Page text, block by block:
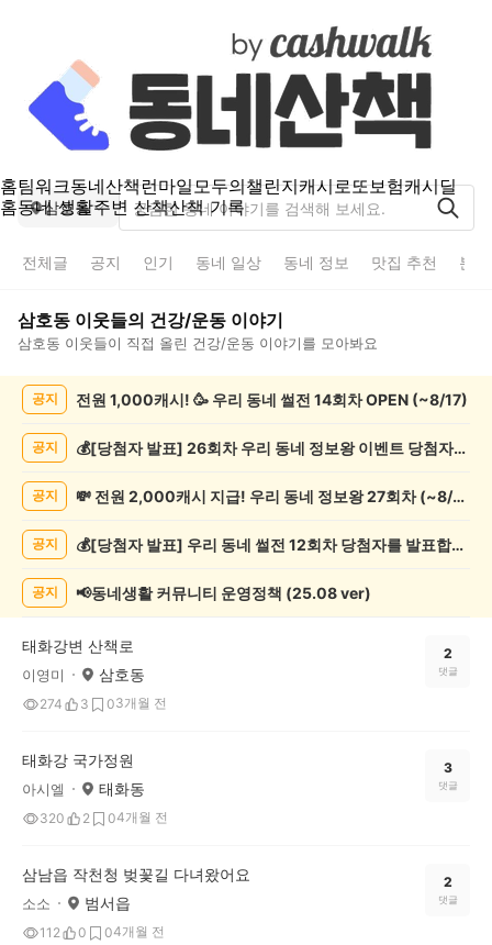
홈팀워크동네산책런마일모두의챌린지캐시로또보험캐시딜
홈동네 생활주변 산책산책 기록
삼호동
전체글 공지 인기 동네 일상 동네 정보 맛집 추천 분
삼호동 이웃들의 건강/운동 이야기
삼호동 이웃들이 직접 올린 건강/운동 이야기를 모아봐요
록
공지 전원 1,000캐시! 🥳 우리 동네 썰전 14회차 OPEN (~8/17)
공지 💰[당첨자 발표] 26회차 우리 동네 정보왕 이벤트 당첨자를 발표합니다!
공지 💸 전원 2,000캐시 지급! 우리 동네 정보왕 27회차 (~8/10)
공지 💰[당첨자 발표] 우리 동네 썰전 12회차 당첨자를 발표합니다!
공지 📢동네생활 커뮤니티 운영정책 (25.08 ver)
태화강변 산책로
이영미 삼호동
274 3 03개월 전
2
댓글
태화강 국가정원
아시엘 태화동
320 2 04개월 전
3
댓글
삼남읍 작천청 벚꽃길 다녀왔어요
소소 범서읍
112 0 04개월 전
2
댓글